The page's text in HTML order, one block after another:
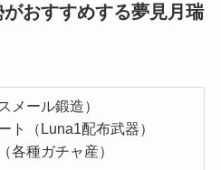
おすすめする夢見月瑞
スメール鍛造）
ト（Luna1配布武器）
各種ガチャ産）